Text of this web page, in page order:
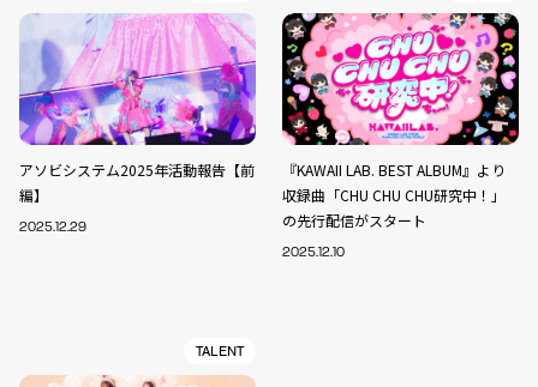
アソビシステム2025年活動報告【前
編】
2025.12.29
『KAWAII LAB. BEST ALBUM』より
収録曲「CHU CHU CHU研究中！」
の先行配信がスタート
2025.12.10
TALENT